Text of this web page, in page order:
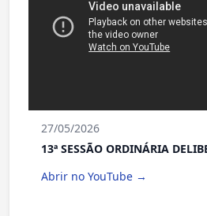
27/05/2026
13ª SESSÃO ORDINÁRIA
Abrir no YouTube →